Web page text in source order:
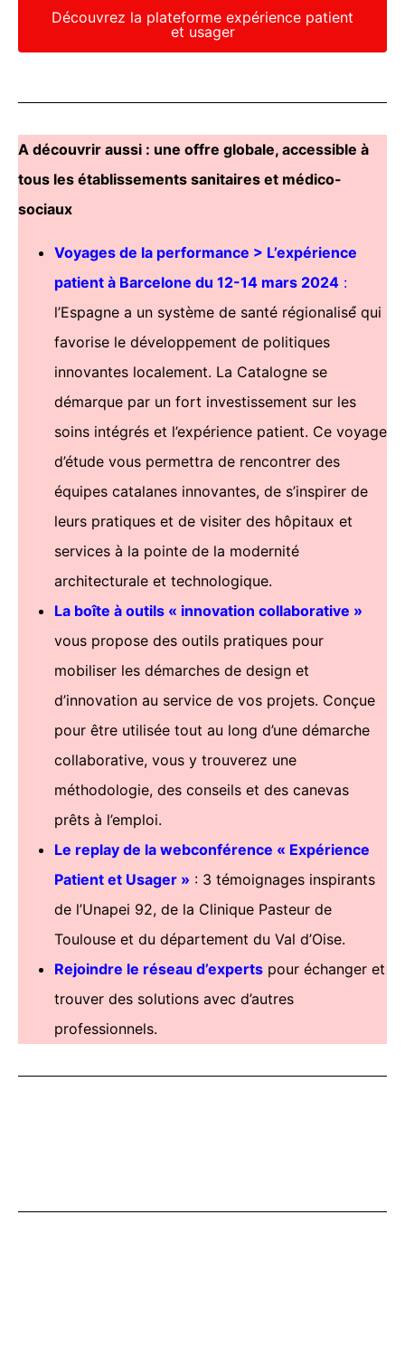
Découvrez la plateforme expérience patient
et usager
A découvrir aussi : une offre globale, accessible à
tous les établissements sanitaires et médico-
sociaux
Voyages de la performance > L’expérience
patient à Barcelone du 12-14 mars 2024 :
l’Espagne a un système de santé régionalisé́ qui
favorise le développement de politiques
innovantes localement. La Catalogne se
démarque par un fort investissement sur les
soins intégrés et l’expérience patient. Ce voyage
d’étude vous permettra de rencontrer des
équipes catalanes innovantes, de s’inspirer de
leurs pratiques et de visiter des hôpitaux et
services à la pointe de la modernité
architecturale et technologique.
La boîte à outils « innovation collaborative »
vous propose des outils pratiques pour
mobiliser les démarches de design et
d’innovation au service de vos projets. Conçue
pour être utilisée tout au long d’une démarche
collaborative, vous y trouverez une
méthodologie, des conseils et des canevas
prêts à l’emploi.
Le replay de la webconférence « Expérience
Patient et Usager » : 3 témoignages inspirants
de l’Unapei 92, de la Clinique Pasteur de
Toulouse et du département du Val d’Oise.
Rejoindre le réseau d’experts pour échanger et
trouver des solutions avec d’autres
professionnels.